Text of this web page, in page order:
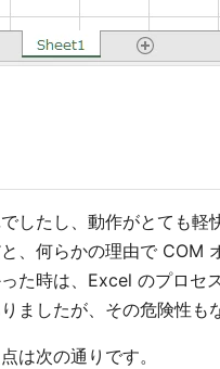
したし、動作がとても軽
、何らかの理由で COM
た時は、Excel のプロセ
ましたが、その危険性も
は次の通りです。